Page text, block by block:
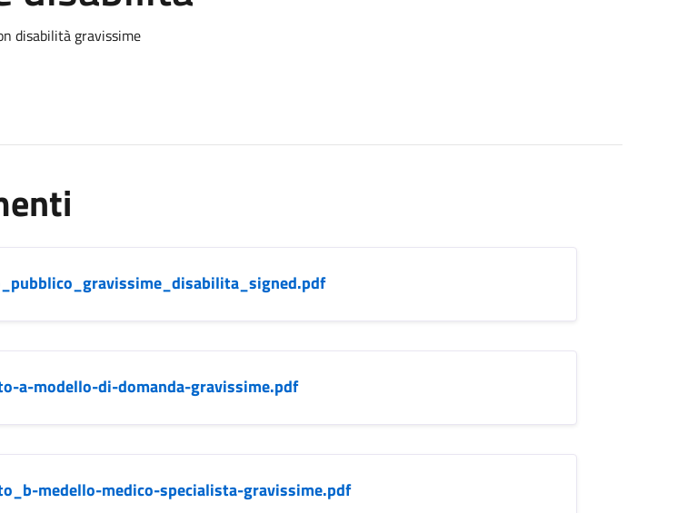
disabilità gravissime
a-modello-di-domanda-gravissime.pdf
medello-medico-specialista-gravissime.pdf